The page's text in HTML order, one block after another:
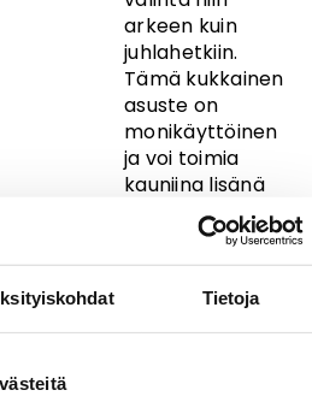
Tietoja
arkeen kuin
juhlahetkiin.
Tämä kukkainen
asuste on
monikäyttöinen
ja voi toimia
kauniina lisänä
sekä hiuksissa
että ranteessa.
Sopii
täydellisesti